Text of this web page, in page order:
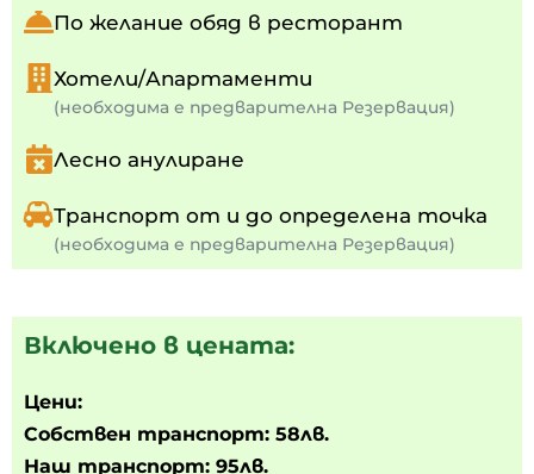
По желание обяд в ресторант
Хотели/Апартаменти
(необходима е предварителна Резервация)
Лесно анулиране
Транспорт от и до определена точка
(необходима е предварителна Резервация)
Включено в цената:
Цени:
Собствен транспорт: 58лв.
Наш транспорт: 95лв.